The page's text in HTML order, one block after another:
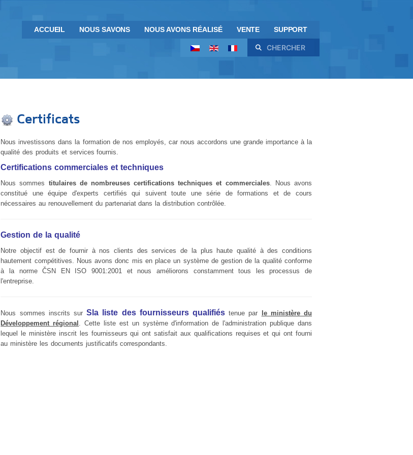
ACCUEIL NOUS SAVONS NOUS AVONS RÉALISÉ VENTE SUPPORT
Rechercher
Certificats
Nous investissons dans la formation de nos employés, car nous accordons une grande importance à la
qualité des produits et services fournis.
Certifications commerciales et techniques
Nous sommes titulaires de nombreuses certifications techniques et commerciales. Nous avons
constitué une équipe d'experts certifiés qui suivent toute une série de formations et de cours
nécessaires au renouvellement du partenariat dans la distribution contrôlée.
Gestion de la qualité
Notre objectif est de fournir à nos clients des services de la plus haute qualité à des conditions
hautement compétitives. Nous avons donc mis en place un système de gestion de la qualité conforme
à la norme ČSN EN ISO 9001:2001 et nous améliorons constamment tous les processus de
l'entreprise.
Nous sommes inscrits surSla liste des fournisseurs qualifiéstenue par
le ministère du
Développement régional
. Cette liste est un système d'information de l'administration publique dans
lequel le ministère inscrit les fournisseurs qui ont satisfait aux qualifications requises et qui ont fourni
au ministère les documents justificatifs correspondants.